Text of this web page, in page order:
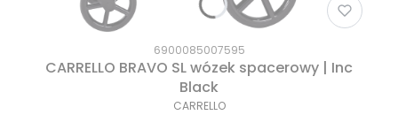
6900085007595
CARRELLO BRAVO SL wózek spacerowy | Inc
Black
CARRELLO